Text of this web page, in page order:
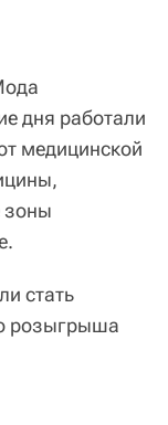
дня работали
медицинской
зоны
стать
розыгрыша